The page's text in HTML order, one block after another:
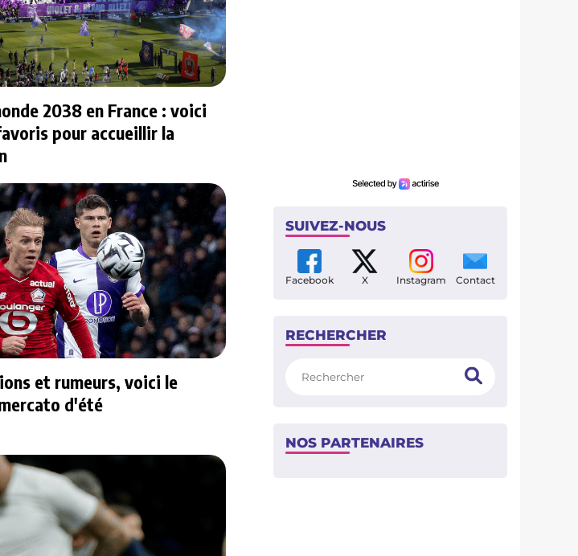
2038 en France : voici
pour accueillir la
et rumeurs, voici le
d'été
SUIVEZ-NOUS
Facebook X Instagram Contact
RECHERCHER
NOS PARTENAIRES